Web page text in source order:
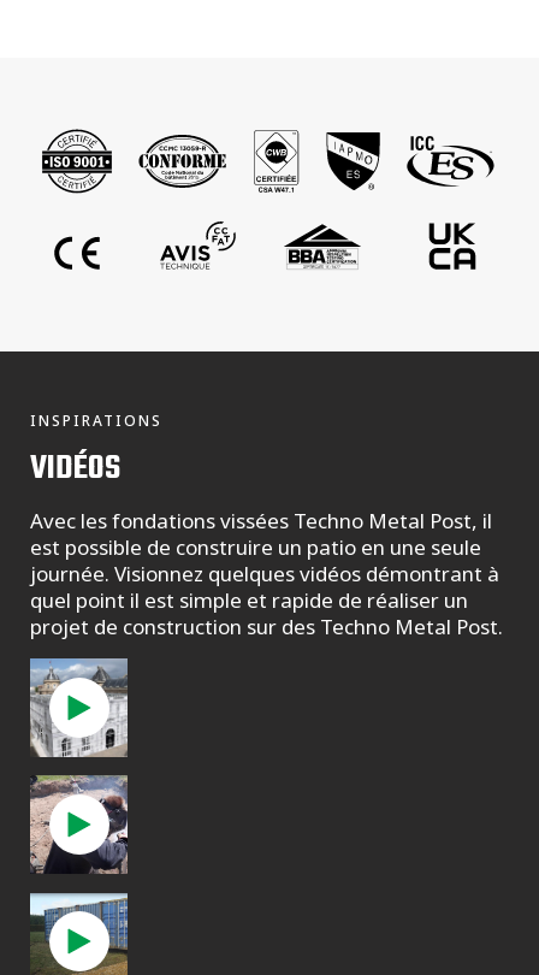
INSPIRATIONS
VIDÉOS
Avec les fondations vissées Techno Metal Post, il
est possible de construire un patio en une seule
journée. Visionnez quelques vidéos démontrant à
quel point il est simple et rapide de réaliser un
projet de construction sur des Techno Metal Post.